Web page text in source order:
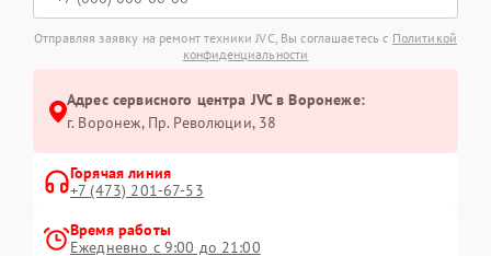
Отправляя заявку на ремонт техники JVC, Вы соглашаетесь с Политикой
конфиденциальности
Адрес сервисного центра JVC в Воронеже:
г. Воронеж, Пр. Революции, 38
Горячая линия
+7 (473) 201-67-53
Время работы
Ежедневно с 9:00 до 21:00